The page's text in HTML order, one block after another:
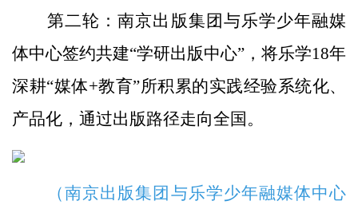
第二轮：南京出版集团与乐学少年融媒
体中心签约共建“学研出版中心”，将乐学18年
深耕“媒体+教育”所积累的实践经验系统化、
产品化，通过出版路径走向全国。
（南京出版集团与乐学少年融媒体中心